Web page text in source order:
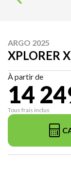
ARGO 2025
XPLORER
À partir de
14
Tous frais inclus